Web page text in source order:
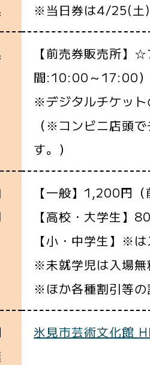
※当日券は4/25(土)
【前売券販売所】
間:10:00～17:00
※デジタルチケット
（※コンビニ店頭
す。）
【一般】1,200円
【高校・大学生】
【小・中学生】※
※未就学児は入場無
※ほか各種割引等の
氷見市芸術文化館